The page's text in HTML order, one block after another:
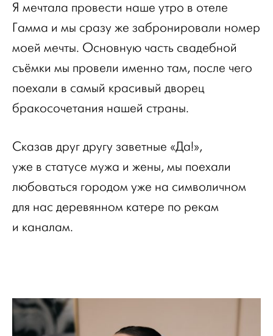
Я мечтала провести наше утро в отеле
Гамма и мы сразу же забронировали номер
моей мечты. Основную часть свадебной
съёмки мы провели именно там, после чего
поехали в самый красивый дворец
бракосочетания нашей страны.
Сказав друг другу заветные «Да!»,
уже в статусе мужа и жены, мы поехали
любоваться городом уже на символичном
для нас деревянном катере по рекам
и каналам.